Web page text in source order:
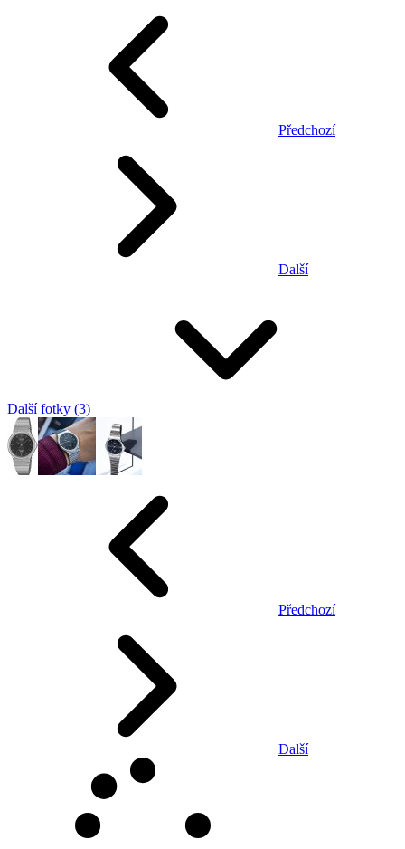
Předchozí
Další
Další fotky (3)
Předchozí
Další